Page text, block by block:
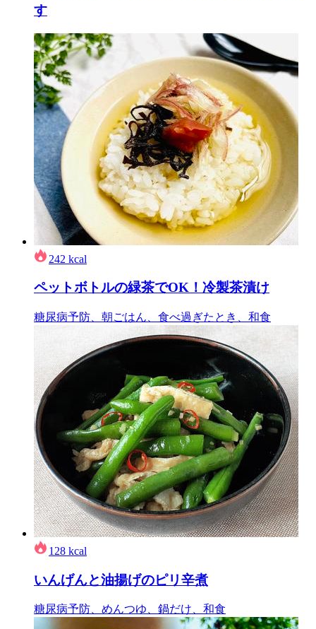
す
242 kcal
ペットボトルの緑茶でOK！冷製茶漬け
糖尿病予防、朝ごはん、食べ過ぎたとき、和食
128 kcal
いんげんと油揚げのピリ辛煮
糖尿病予防、めんつゆ、鍋だけ、和食